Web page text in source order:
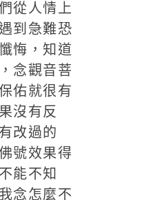
從人情上
到急難恐
悔，知道
念觀音菩
佑就很有
沒有反
改過的
號效果得
能不知
念怎麼不